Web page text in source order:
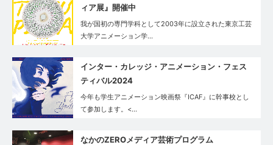
ィア展』開催中
我が国初の専門学科として2003年に設立された東京工芸
大学アニメーション学…
インター・カレッジ・アニメーション・フェス
ティバル2024
今年も学生アニメーション映画祭『ICAF』に幹事校とし
て参加します。<…
なかのZEROメディア芸術プログラム